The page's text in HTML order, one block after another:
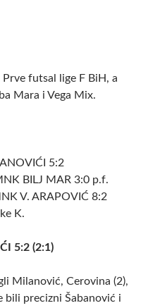
futsal lige F BiH, a
Mara i Vega Mix.
5:2
BILJ MAR 3:0 p.f.
V. ARAPOVIĆ 8:2
K.
5:2 (2:1)
Milanović, Cerovina (2),
bili precizni Šabanović i